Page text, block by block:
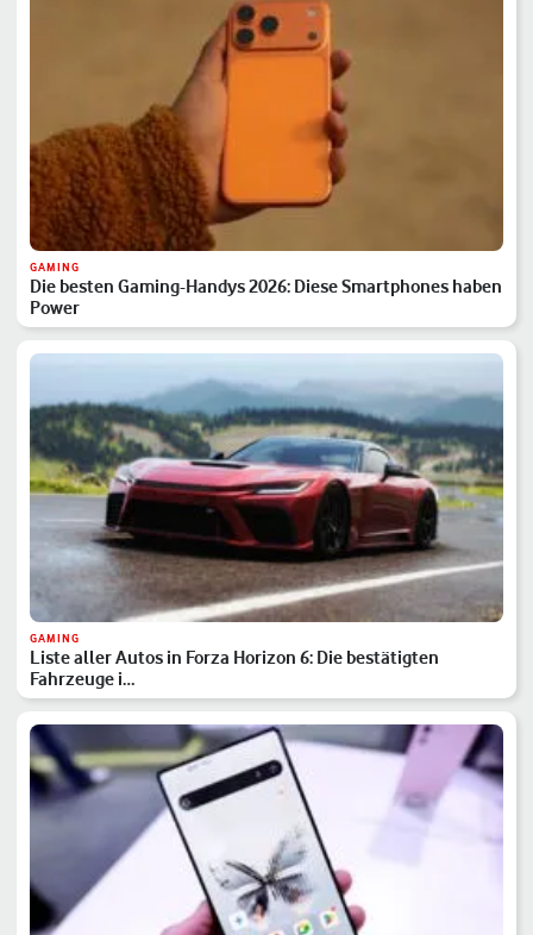
GAMING
Die besten Gaming-Handys 2026: Diese Smartphones haben
Power
GAMING
Liste aller Autos in Forza Horizon 6: Die bestätigten
Fahrzeuge i…